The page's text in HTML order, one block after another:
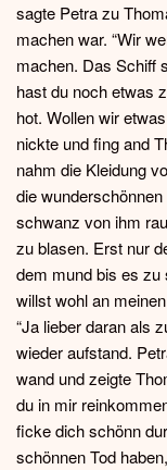
sagte Petra zu
machen war. “Wir
machen. Das Schiff
hast du noch etwas
hot. Wollen wir
nickte und fing and
nahm die Kleidung
die
schwanz von ihm
zu blasen. Erst nur
dem mund bis es zu
willst wohl an
“Ja lieber daran als
wieder aufstand.
wand und zeigte
du in mir
ficke dich schönn
schönnen Tod